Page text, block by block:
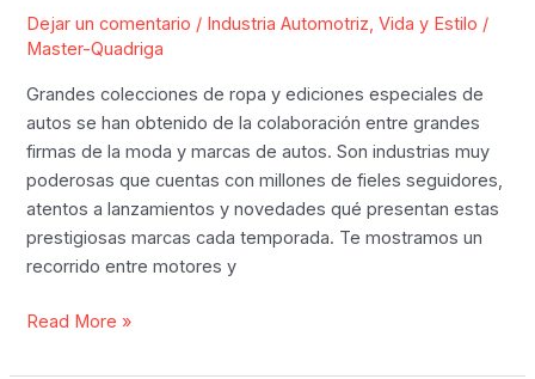
Impone
Dejar un comentario / Industria Automotriz,Vida y Estilo /
Master-Quadriga
Grandes colecciones de ropa y ediciones especiales de
autos se han obtenido de la colaboración entre grandes
firmas de la moda y marcas de autos. Son industrias muy
poderosas que cuentas con millones de fieles seguidores,
atentos a lanzamientos y novedades qué presentan estas
prestigiosas marcas cada temporada. Te mostramos un
recorrido entre motores y
La
Read More »